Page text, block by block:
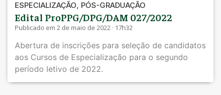
ESPECIALIZAÇÃO, PÓS-GRADUAÇÃO
Edital ProPPG/DPG/DAM 027/2022
Publicado em 2 de maio de 2022 · 17h32
Abertura de inscrições para seleção de candidatos
aos Cursos de Especialização para o segundo
período letivo de 2022.